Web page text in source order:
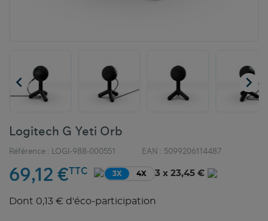
 
Logitech G Yeti Orb
Référence : LOGI-988-000551 EAN : 5099206114487
69,12 €TTC 3X 4X 3 x 23,45 €
Dont 0,13 € d'éco-participation